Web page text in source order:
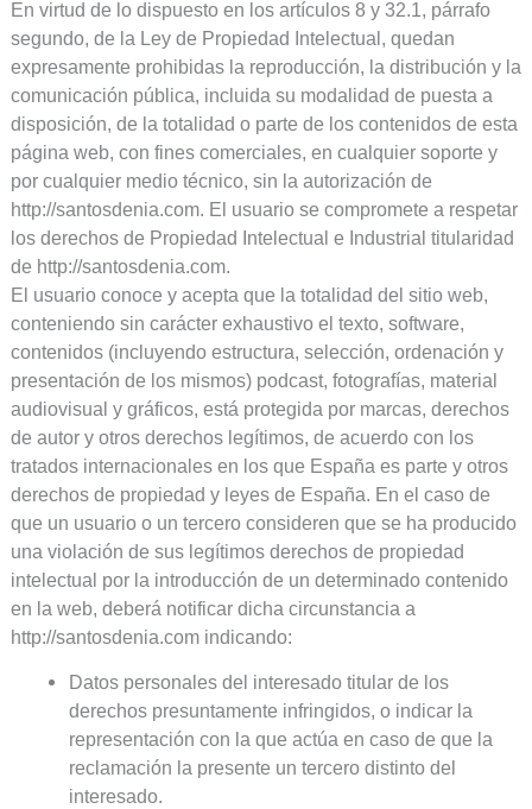
En virtud de lo dispuesto en los artículos 8 y 32.1, párrafo
segundo, de la Ley de Propiedad Intelectual, quedan
expresamente prohibidas la reproducción, la distribución y la
comunicación pública, incluida su modalidad de puesta a
disposición, de la totalidad o parte de los contenidos de esta
página web, con fines comerciales, en cualquier soporte y
por cualquier medio técnico, sin la autorización de
http://santosdenia.com. El usuario se compromete a respetar
los derechos de Propiedad Intelectual e Industrial titularidad
de http://santosdenia.com.
El usuario conoce y acepta que la totalidad del sitio web,
conteniendo sin carácter exhaustivo el texto, software,
contenidos (incluyendo estructura, selección, ordenación y
presentación de los mismos) podcast, fotografías, material
audiovisual y gráficos, está protegida por marcas, derechos
de autor y otros derechos legítimos, de acuerdo con los
tratados internacionales en los que España es parte y otros
derechos de propiedad y leyes de España. En el caso de
que un usuario o un tercero consideren que se ha producido
una violación de sus legítimos derechos de propiedad
intelectual por la introducción de un determinado contenido
en la web, deberá notificar dicha circunstancia a
http://santosdenia.com indicando:
Datos personales del interesado titular de los
derechos presuntamente infringidos, o indicar la
representación con la que actúa en caso de que la
reclamación la presente un tercero distinto del
interesado.